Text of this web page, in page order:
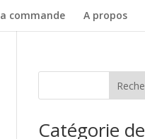
commande A propos
Catégorie de